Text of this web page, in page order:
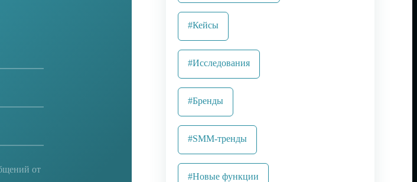
от
#Кейсы
#Исследования
#Бренды
#SMM-тренды
#Новые функции